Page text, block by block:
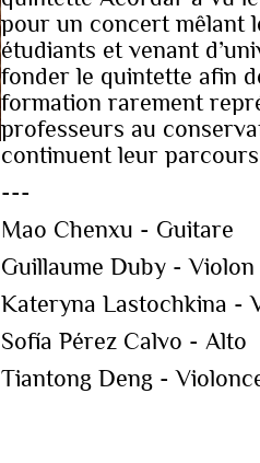
pour un concert mêlant
étudiants et venant
fonder le quintette afin
formation rarement
professeurs au
continuent leur
---
Mao Chenxu - Guitare
Guillaume Duby - Violon
Kateryna Lastochkina -
Sofía Pérez Calvo - Alto
Tiantong Deng -